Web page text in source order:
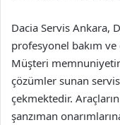
Dacia Servis Ankara,
profesyonel bakım ve
Müşteri
çözümler sunan
çekmektedir.
şanzıman